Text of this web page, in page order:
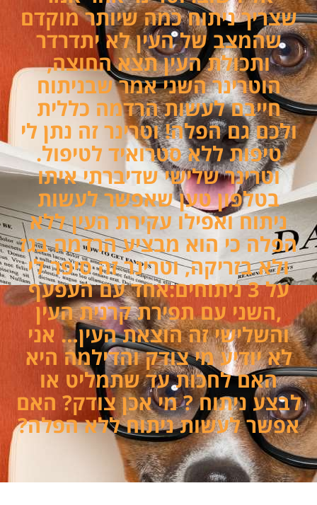
שצריך ניתוח כמה שיותר מוקדם
שהמצב של העין לא יתדרדר
ותכולת העין תצא החוצה,
הוטרינר השני אמר שבניתוח
חייבם לעשות הרדמה כללית
ולכם גם הפלה! וטרינר זה נתן לי
טיפות ללא סטרואיד לטיפול.
וטרינר שלישי שדיברתי איתו
בטלפון טען שאפשר לעשות
ניתוח ואפילו עקירת העין ללא
הפלה כי הוא מבציע הרדמה בגז
ולא בזריקה, וטרינר זה סיפר לי
על 3 ניתוחים:אחד עם העפעף
,השני עם תפירת קרנית העין
והשלישי זה הוצאת העין… אני
לא יודיע מי צודק והדילמה היא
האם לחכות עד שתמליט או
לבצע ניתוח ? מי אכן צודק? האם
אפשר לעשות ניתוח ללא הפלה?